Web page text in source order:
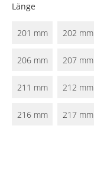
Länge
201 mm 202 mm
206 mm 207 mm
211 mm 212 mm
216 mm 217 mm